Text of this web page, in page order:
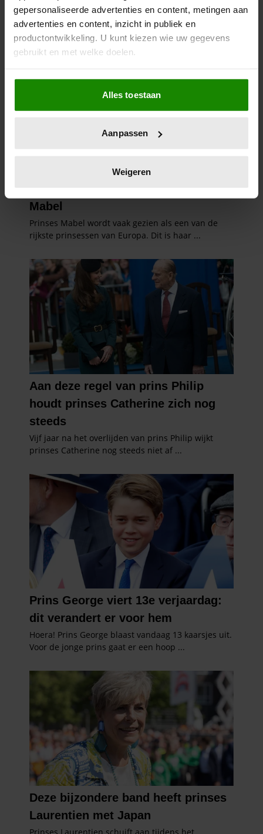
gepersonaliseerde advertenties en content, metingen aan
advertenties en content, inzicht in publiek en
productontwikkeling. U kunt kiezen wie uw gegevens
gebruikt en met welke doelen.
Als u het toestaat, willen we ook graag:
Informatie verzamelen over uw geografische
locatie, die tot een paar meter nauwkeurig kan zijn
scannen op specifieke eigenschappen (fingerprinting)
verwerkt en stel uw voorkeuren in het
intrekken in de Cookieverklaring.
We gebruiken cookies om content en advertenties te
personaliseren, om functies voor social media te bieden
informatie over uw gebruik van onze site met onze
partners voor social media, adverteren en analyse. Deze
partners kunnen deze gegevens combineren met andere
informatie die u aan ze heeft verstrekt of die ze hebben
verzameld op basis van uw gebruik van hun services. U
gaat akkoord met onze cookies als u onze website blijft
gebruiken.
Alles toestaan
Aanpassen
Weigeren